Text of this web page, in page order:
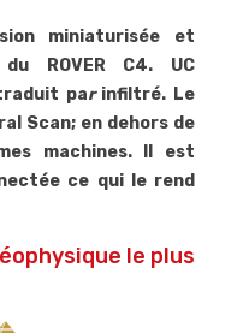
miniaturisée et
ROVER C4. UC
par infiltré. Le
Scan; en dehors de
machines. Il est
ce qui le rend
le plus